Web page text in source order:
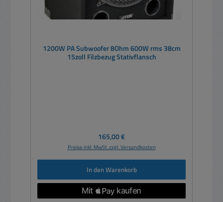
1200W PA Subwoofer 8Ohm 600W rms 38cm
15zoll Filzbezug Stativflansch
Regulärer Preis:
165,00 €
Preise inkl. MwSt. zzgl. Versandkosten
In den Warenkorb